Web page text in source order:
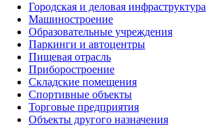
Городская и деловая инфраструктура
Машиностроение
Образовательные учреждения
Паркинги и автоцентры
Пищевая отрасль
Приборостроение
Складские помещения
Спортивные объекты
Торговые предприятия
Объекты другого назначения